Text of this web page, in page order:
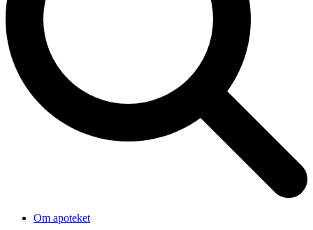
Om apoteket